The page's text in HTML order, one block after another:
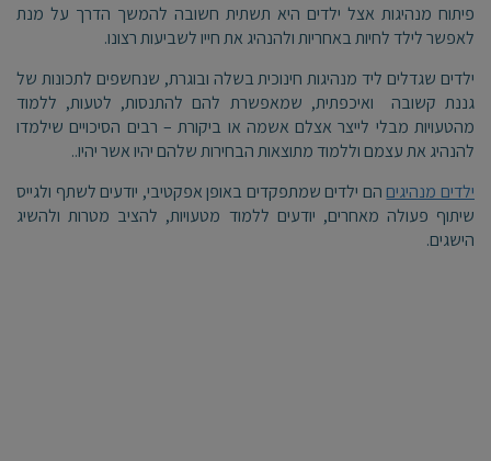
פיתוח מנהיגות אצל ילדים היא תשתית חשובה להמשך הדרך על מנת
לאפשר לילד לחיות באחריות ולהנהיג את חייו לשביעות רצונו.
ילדים שגדלים ליד מנהיגות חינוכית בשלה ובוגרת, שנחשפים לתכונות של
גננת קשובה ואיכפתית, שמאפשרת להם להתנסות, לטעות, ללמוד
מהטעויות מבלי לייצר אצלם אשמה או ביקורת – רבים הסיכויים שילמדו
להנהיג את עצמם וללמוד מתוצאות הבחירות שלהם יהיו אשר יהיו..
ילדים מנהיגים הם ילדים שמתפקדים באופן אפקטיבי, יודעים לשתף ולגייס
שיתוף פעולה מאחרים, יודעים ללמוד מטעויות, להציב מטרות ולהשיג
הישגים.